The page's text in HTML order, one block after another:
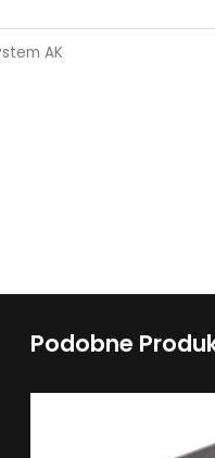
AK
Podobne